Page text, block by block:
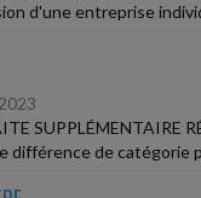
d'une entreprise
SUPPLÉMENTAIRE
différence de catégorie